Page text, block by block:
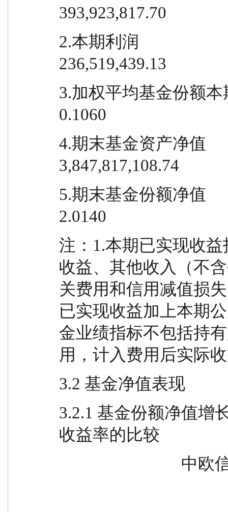
393,923,817.70
2.本期利润
236,519,439.13
3.加权平均基金份额本
0.1060
4.期末基金资产净值
3,847,817,108.74
5.期末基金份额净值
2.0140
注：1.本期已实现收
收益、其他收入（不
关费用和信用减值损
已实现收益加上本期
金业绩指标不包括持
用，计入费用后实际
3.2 基金净值表现
3.2.1 基金份额净值增
收益率的比较